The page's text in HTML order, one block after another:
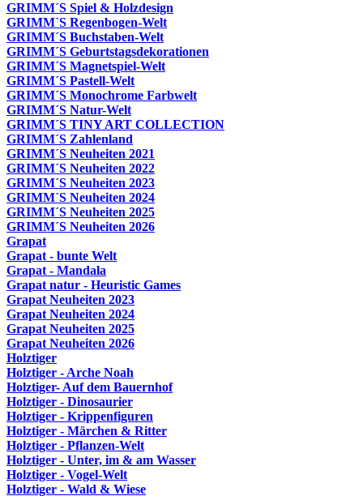
GRIMM´S Spiel & Holzdesign
GRIMM`S Regenbogen-Welt
GRIMM´S Buchstaben-Welt
GRIMM´S Geburtstagsdekorationen
GRIMM´S Magnetspiel-Welt
GRIMM´S Pastell-Welt
GRIMM´S Monochrome Farbwelt
GRIMM´S Natur-Welt
GRIMM´S TINY ART COLLECTION
GRIMM´S Zahlenland
GRIMM´S Neuheiten 2021
GRIMM´S Neuheiten 2022
GRIMM´S Neuheiten 2023
GRIMM´S Neuheiten 2024
GRIMM´S Neuheiten 2025
GRIMM´S Neuheiten 2026
Grapat
Grapat - bunte Welt
Grapat - Mandala
Grapat natur - Heuristic Games
Grapat Neuheiten 2023
Grapat Neuheiten 2024
Grapat Neuheiten 2025
Grapat Neuheiten 2026
Holztiger
Holztiger - Arche Noah
Holztiger- Auf dem Bauernhof
Holztiger - Dinosaurier
Holztiger - Krippenfiguren
Holztiger - Märchen & Ritter
Holztiger - Pflanzen-Welt
Holztiger - Unter, im & am Wasser
Holztiger - Vogel-Welt
Holztiger - Wald & Wiese